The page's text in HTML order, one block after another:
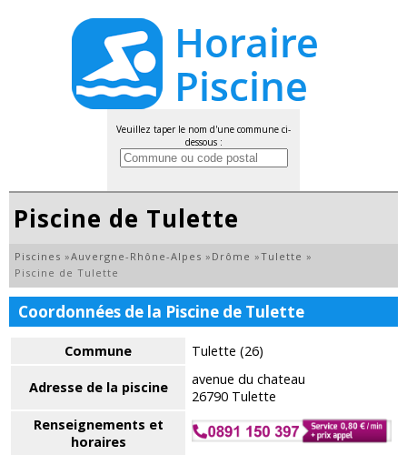
Veuillez taper le nom d'une commune ci-
dessous :
Piscine de Tulette
Piscines »Auvergne-Rhône-Alpes » Drôme »Tulette »
Piscine de Tulette
Coordonnées de la Piscine de Tulette
Commune Tulette (26)
Adresse de la piscine
avenue du chateau
26790 Tulette
Renseignements et
horaires